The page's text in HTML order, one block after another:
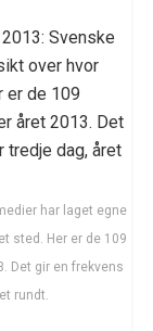
har laget egne
sted. Her er de 109
Det gir en frekvens
rundt.